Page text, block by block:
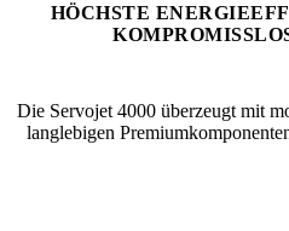
HÖCHSTE
Die Servojet 4000 überzeugt mit
langlebigen